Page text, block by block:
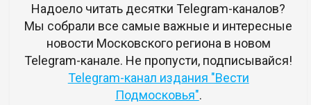
Надоело читать десятки Telegram-каналов?
Мы собрали все самые важные и интересные
новости Московского региона в новом
Telegram-канале. Не пропусти, подписывайся!
Telegram-канал издания "Вести
Подмосковья".